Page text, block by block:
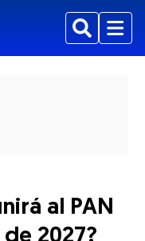
BuscarMenu
al PAN